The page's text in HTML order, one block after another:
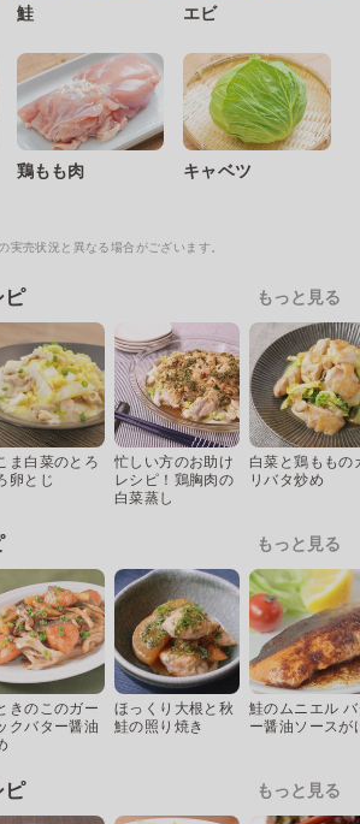
鮭 エビ
鶏もも肉 キャベツ
実売状況と異なる場合がございます。
ピ もっと見る
ま白菜のとろ
卵とじ
忙しい方のお助け
レシピ！鶏胸肉の
白菜蒸し
白菜と鶏ももの
リバタ炒め
もっと見る
きのこのガー
クバター醤油
ほっくり大根と秋
鮭の照り焼き
鮭のムニエル
ー醤油ソースが
ピ もっと見る